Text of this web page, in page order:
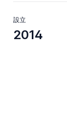
設立
2014